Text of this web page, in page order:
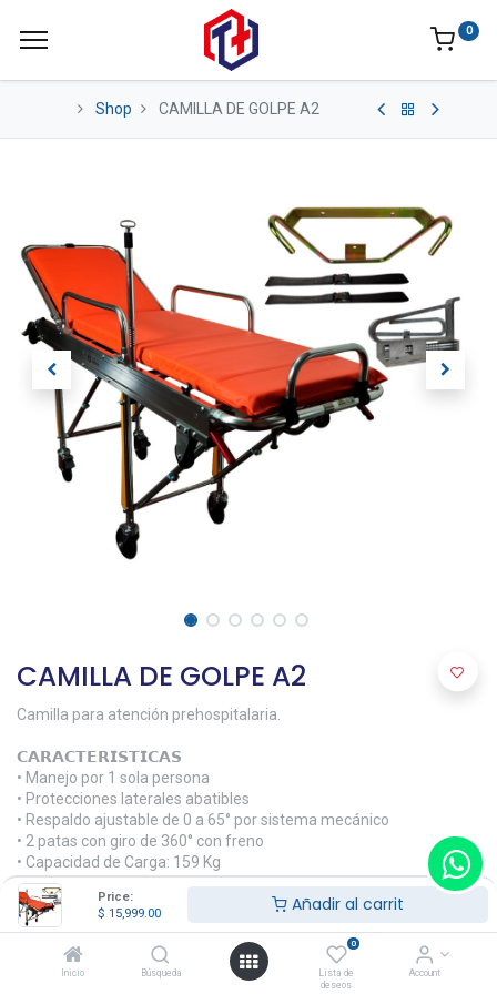
Price:
$ 15,999.00 Añadir al carrit
Inicio Búsqueda
0
Lista de
deseos
Account
0
Shop CAMILLA DE GOLPE A2
CAMILLA DE GOLPE A2
Camilla para atención prehospitalaria.
𝗖𝗔𝗥𝗔𝗖𝗧𝗘𝗥𝗜𝗦𝗧𝗜𝗖𝗔𝗦
• Manejo por 1 sola persona
• Protecciones laterales abatibles
• Respaldo ajustable de 0 a 65° por sistema mecánico
• 2 patas con giro de 360° con freno
• Capacidad de Carga: 159 Kg
• Peso neto: 40 Kg
𝗔𝗖𝗖𝗘𝗦𝗢𝗥𝗜𝗢𝗦
• 2 Cinturones de seguridad
• Cuerno y seguro para camilla